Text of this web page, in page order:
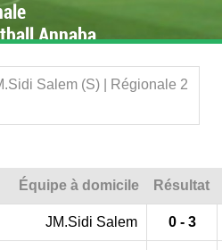
Annaba
Salem (S) | Régionale 2
Équipe à domicile Résultat
JM.Sidi Salem 0 - 3